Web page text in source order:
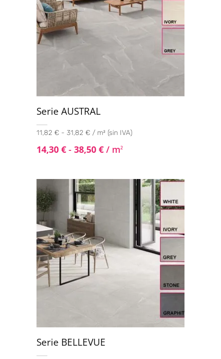
Serie AUSTRAL
11,82 € - 31,82 € / m² (sin IVA)
14,30 € - 38,50 € / m2
Serie BELLEVUE